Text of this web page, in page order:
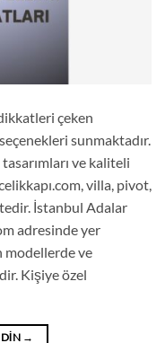
çeken
sunmaktadır.
ve kaliteli
villa, pivot,
İstanbul Adalar
adresinde yer
modellerde ve
Kişiye özel
→